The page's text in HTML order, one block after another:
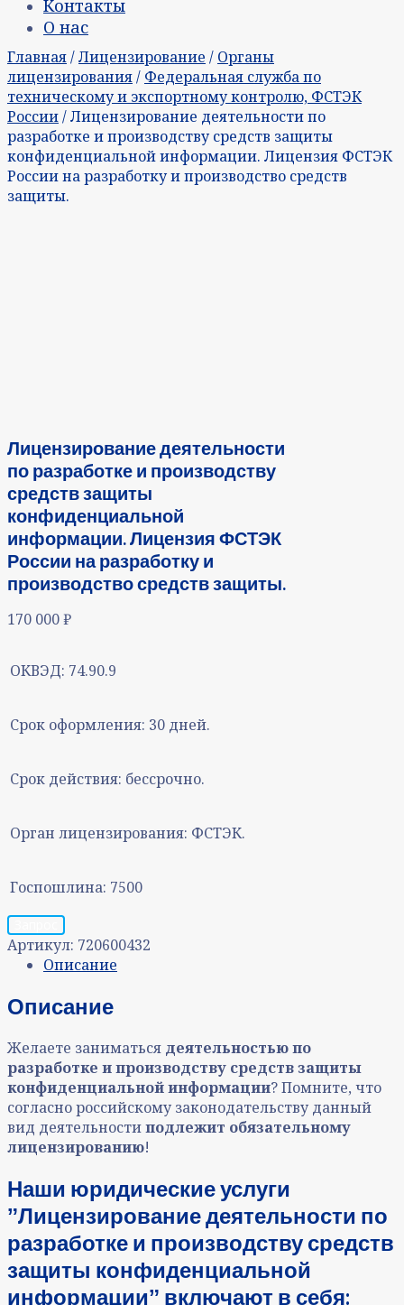
Контакты
О нас
Главная/Лицензирование / Органы
лицензирования/ Федеральная служба по
техническому и экспортному контролю, ФСТЭК
России/ Лицензирование деятельности по
разработке и производству средств защиты
конфиденциальной информации. Лицензия ФСТЭК
России на разработку и производство средств
защиты.
Лицензирование деятельности
по разработке и производству
средств защиты
конфиденциальной
информации. Лицензия ФСТЭК
России на разработку и
производство средств защиты.
170 000₽
ОКВЭД: 74.90.9
Срок оформления: 30 дней.
Срок действия: бессрочно.
Орган лицензирования: ФСТЭК.
Госпошлина: 7500
Артикул: 720600432
Описание
Описание
Желаете заниматься деятельностью по
разработке и производству средств защиты
конфиденциальной информации? Помните, что
согласно российскому законодательству данный
вид деятельностиподлежит обязательному
лицензированию!
Наши юридические услуги
ˮЛицензирование деятельности по
разработке и производству средств
защиты конфиденциальной
информацииˮ включают в себя: